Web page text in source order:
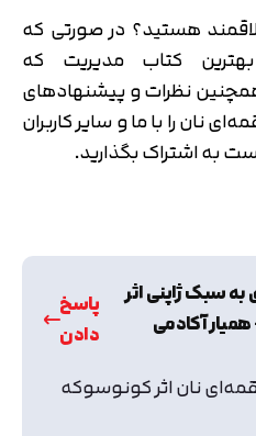
هستید؟ در صورتی که
کتاب مدیریت که
نظرات و پیشنهادهای
نان را با ما و سایر کاربران
به اشتراک بگذارید.
سبک ژاپنی اثر
آکادمی
پاسخ
دادن
نان اثر کونوسوکه